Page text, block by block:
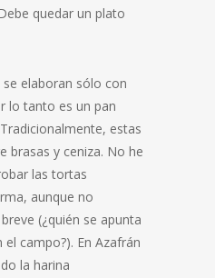
quedar un plato
elaboran sólo con
lo tanto es un pan
estas
brasas y ceniza. No he
las tortas
aunque no
(¿quién se apunta
el campo?). En Azafrán
la harina